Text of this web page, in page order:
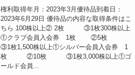
権利取得年月：2023年3月優待品到着日：
2023年6月29日 優待品の内容な取得条件はこ
ちら 100株以上② 2枚 ③1枚300株以上
①クラブ会員入会券 1枚 ②5枚
③1枚1,500株以上①シルバー会員入会券 1
枚 ②10枚 ③1枚3,000株以上①ゴ
ールド会員...